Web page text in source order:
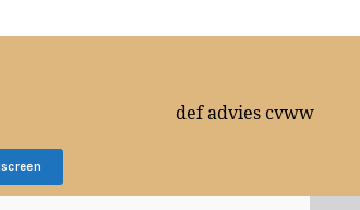
def advies cvww